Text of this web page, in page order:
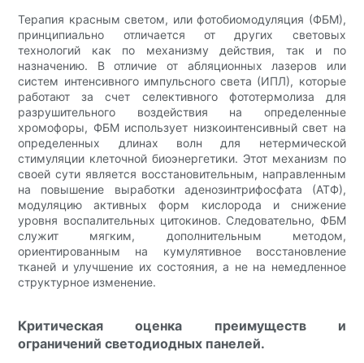
Терапия красным светом, или фотобиомодуляция (ФБМ),
принципиально отличается от других световых
технологий как по механизму действия, так и по
назначению. В отличие от абляционных лазеров или
систем интенсивного импульсного света (ИПЛ), которые
работают за счет селективного фототермолиза для
разрушительного воздействия на определенные
хромофоры, ФБМ использует низкоинтенсивный свет на
определенных длинах волн для нетермической
стимуляции клеточной биоэнергетики. Этот механизм по
своей сути является восстановительным, направленным
на повышение выработки аденозинтрифосфата (АТФ),
модуляцию активных форм кислорода и снижение
уровня воспалительных цитокинов. Следовательно, ФБМ
служит мягким, дополнительным методом,
ориентированным на кумулятивное восстановление
тканей и улучшение их состояния, а не на немедленное
структурное изменение.
Критическая оценка преимуществ и
ограничений светодиодных панелей.